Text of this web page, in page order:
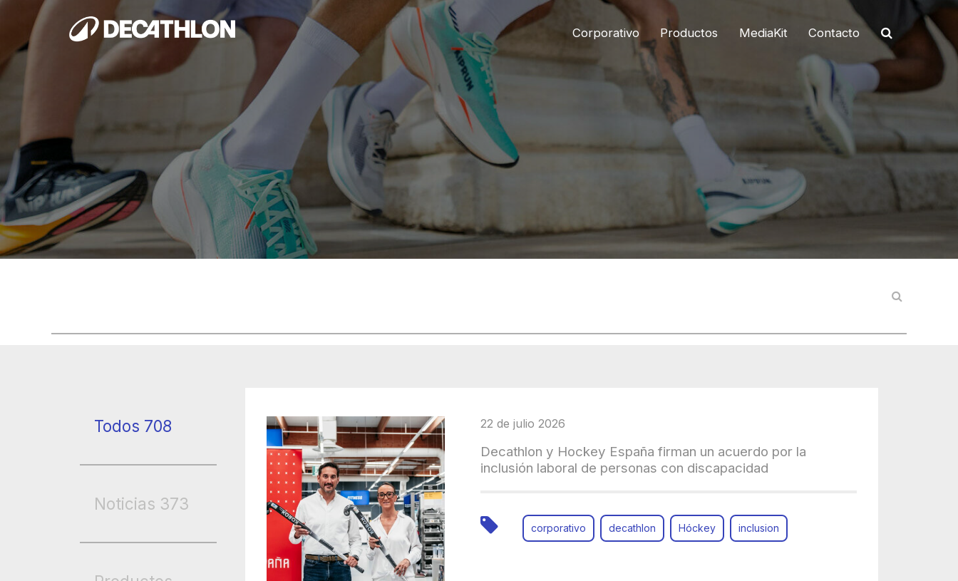
Corporativo Productos MediaKit Contacto
Todos 708
Noticias 373
22 de julio 2026
Decathlon y Hockey España firman un acuerdo por la
inclusión laboral de personas con discapacidad
corporativo decathlon Hóckey inclusion